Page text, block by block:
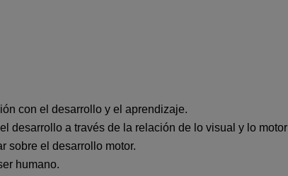
con el desarrollo y el aprendizaje.
desarrollo a través de la relación de lo visual y lo motor
sobre el desarrollo motor.
humano.